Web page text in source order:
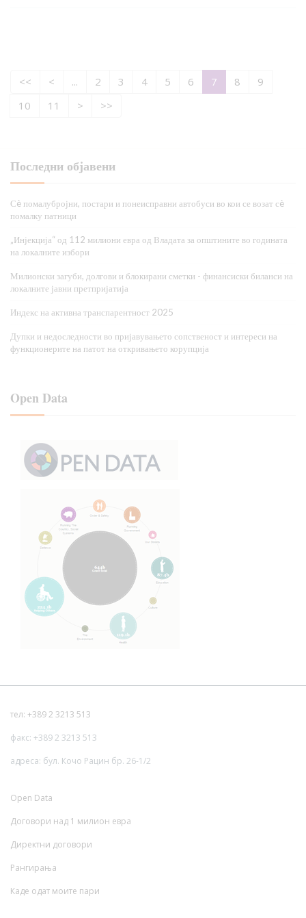
<< < ... 2 3 4 5 6 7 8
9
10
11 > >>
Последни објавени
Сè помалубројни, постари и понеисправни автобуси во кои се возат сè
помалку патници
„Инјекција“ од 112 милиони евра од Владата за општините во годината
на локалните избори
Милионски загуби, долгови и блокирани сметки - финансиски биланси на
локалните јавни претпријатија
Индекс на активна транспарентност 2025
Дупки и недоследности во пријавувањето сопственост и интереси на
функционерите на патот на откривањето корупција
Open Data
тел: +389 2 3213 513
факс: +389 2 3213 513
адреса: бул. Кочо Рацин бр. 26-1/2
Open Data
Договори над 1 милион евра
Директни договори
Рангирања
Каде одат моите пари